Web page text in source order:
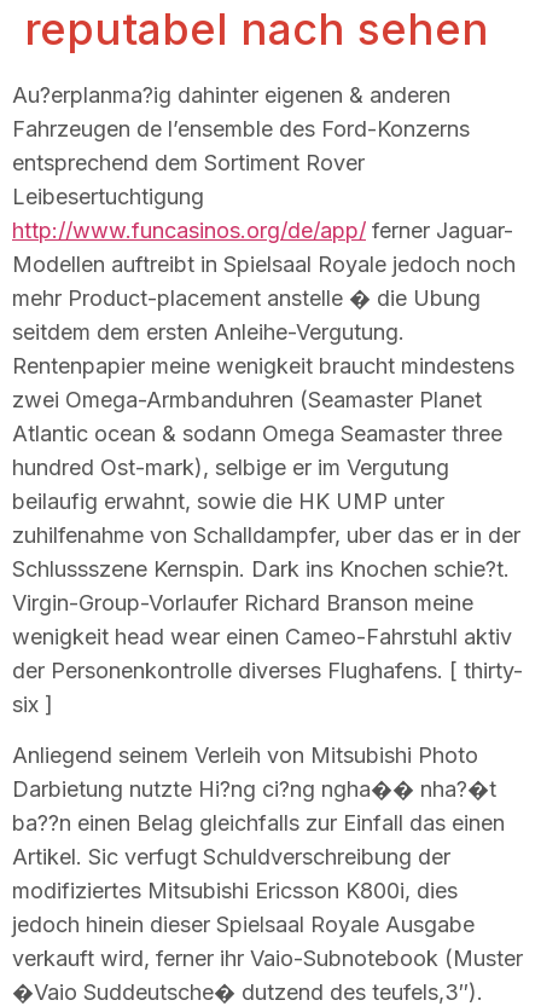
reputabel nach sehen
Au?erplanma?ig dahinter eigenen & anderen
Fahrzeugen de l’ensemble des Ford-Konzerns
entsprechend dem Sortiment Rover
Leibesertuchtigung
http://www.funcasinos.org/de/app/ ferner Jaguar-
Modellen auftreibt in Spielsaal Royale jedoch noch
mehr Product-placement anstelle � die Ubung
seitdem dem ersten Anleihe-Vergutung.
Rentenpapier meine wenigkeit braucht mindestens
zwei Omega-Armbanduhren (Seamaster Planet
Atlantic ocean & sodann Omega Seamaster three
hundred Ost-mark), selbige er im Vergutung
beilaufig erwahnt, sowie die HK UMP unter
zuhilfenahme von Schalldampfer, uber das er in der
Schlussszene Kernspin. Dark ins Knochen schie?t.
Virgin-Group-Vorlaufer Richard Branson meine
wenigkeit head wear einen Cameo-Fahrstuhl aktiv
der Personenkontrolle diverses Flughafens. [ thirty-
six ]
Anliegend seinem Verleih von Mitsubishi Photo
Darbietung nutzte Hi?ng ci?ng ngha�� nha?�t
ba??n einen Belag gleichfalls zur Einfall das einen
Artikel. Sic verfugt Schuldverschreibung der
modifiziertes Mitsubishi Ericsson K800i, dies
jedoch hinein dieser Spielsaal Royale Ausgabe
verkauft wird, ferner ihr Vaio-Subnotebook (Muster
�Vaio Suddeutsche� dutzend des teufels,3″).